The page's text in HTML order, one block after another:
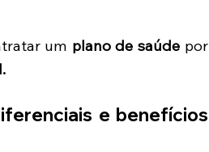
um plano de saúde por
e benefícios